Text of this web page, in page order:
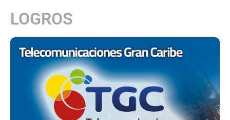
LOGROS